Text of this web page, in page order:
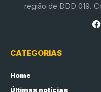
região de DDD 019.
CATEGORIAS
Home
Últimas notícias